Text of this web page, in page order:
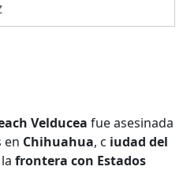
Velducea fue asesinada
en Chihuahua, c iudad del
frontera con Estados